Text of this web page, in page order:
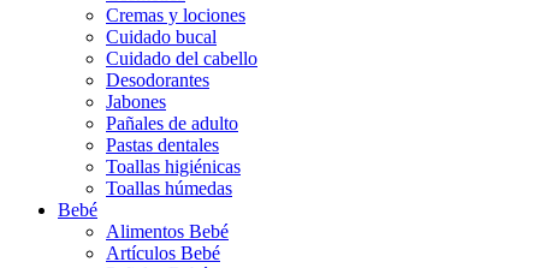
Cremas y lociones
Cuidado bucal
Cuidado del cabello
Desodorantes
Jabones
Pañales de adulto
Pastas dentales
Toallas higiénicas
Toallas húmedas
Bebé
Alimentos Bebé
Artículos Bebé